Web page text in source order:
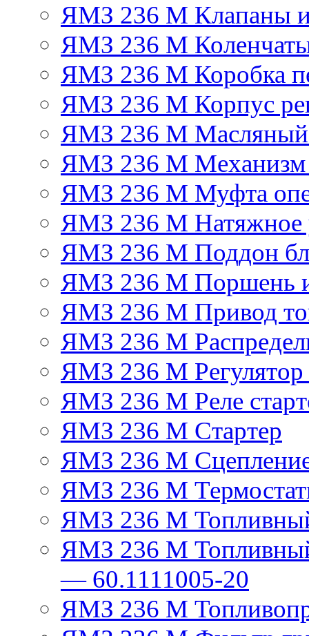
ЯМЗ 236 М Клапаны и
ЯМЗ 236 М
ЯМЗ 236 М Коробка
ЯМЗ 236 М Корпус
ЯМЗ 236 М Масляный
ЯМЗ 236 М Механизм
ЯМЗ 236 М Муфта
ЯМЗ 236 М Натяжное
ЯМЗ 236 М Поддон
ЯМЗ 236 М Поршень
ЯМЗ 236 М Привод
ЯМЗ 236 М
ЯМЗ 236 М Регулятор
ЯМЗ 236 М Реле
ЯМЗ 236 М Стартер
ЯМЗ 236 М
ЯМЗ 236 М
ЯМЗ 236 М
ЯМЗ 236 М
— 60.1111005-20
ЯМЗ 236 М